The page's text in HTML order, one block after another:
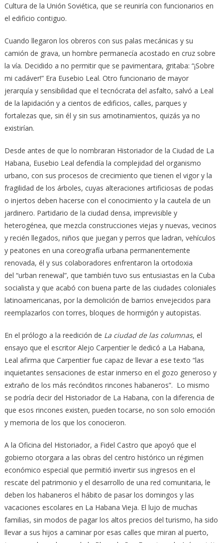
Cultura de la Unión Soviética, que se reuniría con funcionarios en
el edificio contiguo.
Cuando llegaron los obreros con sus palas mecánicas y su
camión de grava, un hombre permanecía acostado en cruz sobre
la vía. Decidido a no permitir que se pavimentara, gritaba: “¡Sobre
mi cadáver!” Era Eusebio Leal. Otro funcionario de mayor
jerarquía y sensibilidad que el tecnócrata del asfalto, salvó a Leal
de la lapidación y a cientos de edificios, calles, parques y
fortalezas que, sin él y sin sus amotinamientos, quizás ya no
existirían.
Desde antes de que lo nombraran Historiador de la Ciudad de La
Habana, Eusebio Leal defendía la complejidad del organismo
urbano, con sus procesos de crecimiento que tienen el vigor y la
fragilidad de los árboles, cuyas alteraciones artificiosas de podas
o injertos deben hacerse con el conocimiento y la cautela de un
jardinero. Partidario de la ciudad densa, imprevisible y
heterogénea, que mezcla construcciones viejas y nuevas, vecinos
y recién llegados, niños que juegan y perros que ladran, vehículos
y peatones en una coreografía urbana permanentemente
renovada, él y sus colaboradores enfrentaron la ortodoxia
del “urban renewal”, que también tuvo sus entusiastas en la Cuba
socialista y que acabó con buena parte de las ciudades coloniales
latinoamericanas, por la demolición de barrios envejecidos para
reemplazarlos con torres, bloques de hormigón y autopistas.
En el prólogo a la reedición de La ciudad de las columnas, el
ensayo que el escritor Alejo Carpentier le dedicó a La Habana,
Leal afirma que Carpentier fue capaz de llevar a ese texto “las
inquietantes sensaciones de estar inmerso en el gozo generoso y
extraño de los más recónditos rincones habaneros”. Lo mismo
se podría decir del Historiador de La Habana, con la diferencia de
que esos rincones existen, pueden tocarse, no son solo emoción
y memoria de los que los conocieron.
A la Oficina del Historiador, a Fidel Castro que apoyó que el
gobierno otorgara a las obras del centro histórico un régimen
económico especial que permitió invertir sus ingresos en el
rescate del patrimonio y el desarrollo de una red comunitaria, le
deben los habaneros el hábito de pasar los domingos y las
vacaciones escolares en La Habana Vieja. El lujo de muchas
familias, sin modos de pagar los altos precios del turismo, ha sido
llevar a sus hijos a caminar por esas calles que miran al puerto,